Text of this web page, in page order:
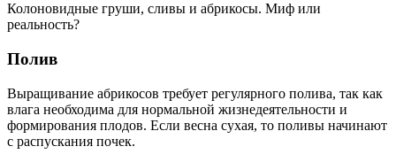
Колоновидные груши, сливы и абрикосы. Миф или
реальность?
Полив
Выращивание абрикосов требует регулярного полива, так как
влага необходима для нормальной жизнедеятельности и
формирования плодов. Если весна сухая, то поливы начинают
с распускания почек.